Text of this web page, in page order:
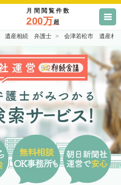
月間閲覧件数
200万超
遺産相続 弁護士 会津若松市 遺産相